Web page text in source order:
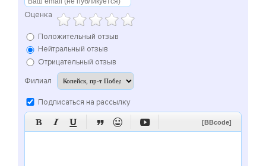
Оценка
Положительный отзыв
Нейтральный отзыв
Отрицательный отзыв
Филиал
Подписаться на рассылку
      [BBcode]